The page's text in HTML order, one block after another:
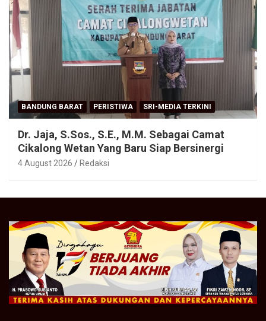
BANDUNG BARAT PERISTIWA SRI-MEDIA TERKINI
Dr. Jaja, S.Sos., S.E., M.M. Sebagai Camat
Cikalong Wetan Yang Baru Siap Bersinergi
4 August 2026 Redaksi